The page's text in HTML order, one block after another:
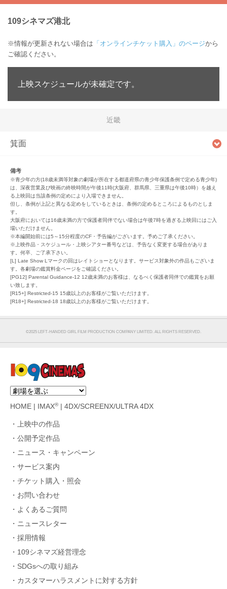
109シネマズ港北
※情報が更新されない場合は 「オンラインチケット購入」のページから
ご確認ください。
上映スケジュールが未確定です。
近畿
箕面
備考
※青少年の方(18歳未満等対象の劇場が所在する都道府県の青少年保護条例で定める青少年)
は、深夜営業及び映画の終映時間が午後11時(大阪府、群馬県、三重県は午後10時）を越え
る上映回は当該条例の定めにより入場できません。
但し、条例が上記と異なる定めをしているときは、条例の定めるところによるものとしま
す。
大阪府においては16歳未満の方で保護者同伴でない場合は午後7時を過ぎる上映回にはご入
場いただけません。
※本編開始前には5～15分程度のCF・予告編がございます。予めご了承ください。
※上映作品・スケジュール・上映シアター番号などは、予告なく変更する場合がありま
す。何卒、ご了承下さい。
[L] Late Show Lマークの回はレイトショーとなります。サービス対象外の作品もございま
す。各劇場の鑑賞料金ページをご確認ください。
[PG12] Parental Guidance-12 12歳未満のお客様は、なるべく保護者同伴での鑑賞をお願
い致します。
[R15+] Restricted-15 15歳以上のお客様がご覧いただけます。
[R18+] Restricted-18 18歳以上のお客様がご覧いただけます。
©︎2025 LEFT-HANDED GIRL FILM PRODUCTION COMPANY LIMITED. ALL RIGHTS RESERVED.
HOME IMAX®| 4DX/SCREENX/ULTRA 4DX
上映中の作品
公開予定作品
ニュース・キャンペーン
サービス案内
チケット購入・照会
お問い合わせ
よくあるご質問
ニュースレター
採用情報
109シネマズ経営理念
SDGsへの取り組み
カスタマーハラスメントに対する方針